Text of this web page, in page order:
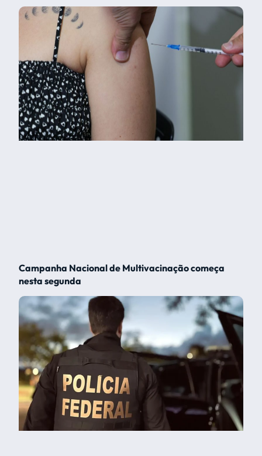
Campanha Nacional de Multivacinação começa
nesta segunda